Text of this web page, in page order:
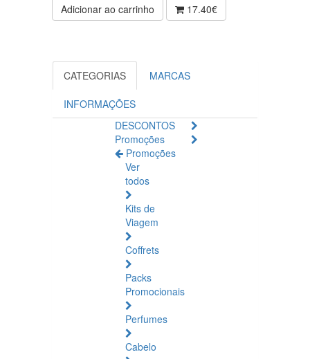
Adicionar ao carrinho 17.40€
CATEGORIAS MARCAS
INFORMAÇÕES
DESCONTOS
Promoções
Promoções
Ver
todos
Kits de
Viagem
Coffrets
Packs
Promocionais
Perfumes
Cabelo